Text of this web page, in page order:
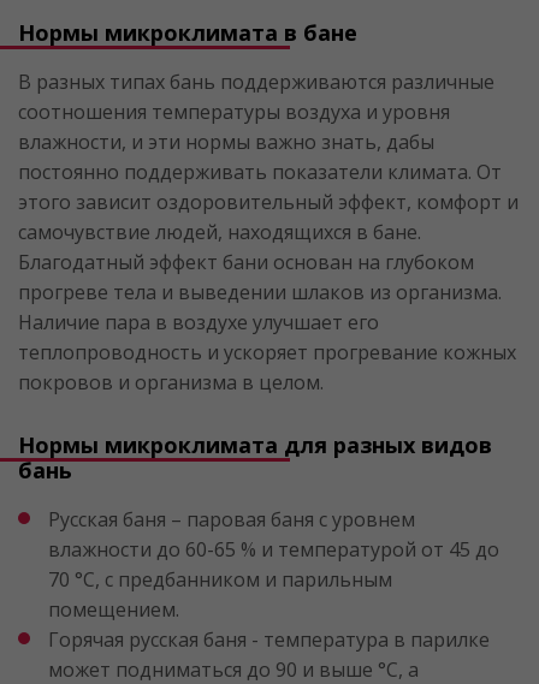
Нормы микроклимата в бане
В разных типах бань поддерживаются различные
соотношения температуры воздуха и уровня
влажности, и эти нормы важно знать, дабы
постоянно поддерживать показатели климата. От
этого зависит оздоровительный эффект, комфорт и
самочувствие людей, находящихся в бане.
Благодатный эффект бани основан на глубоком
прогреве тела и выведении шлаков из организма.
Наличие пара в воздухе улучшает его
теплопроводность и ускоряет прогревание кожных
покровов и организма в целом.
Нормы микроклимата для разных видов
бань
Русская баня – паровая баня с уровнем
влажности до 60-65 % и температурой от 45 до
70 °C, с предбанником и парильным
помещением.
Горячая русская баня - температура в парилке
может подниматься до 90 и выше °C, а